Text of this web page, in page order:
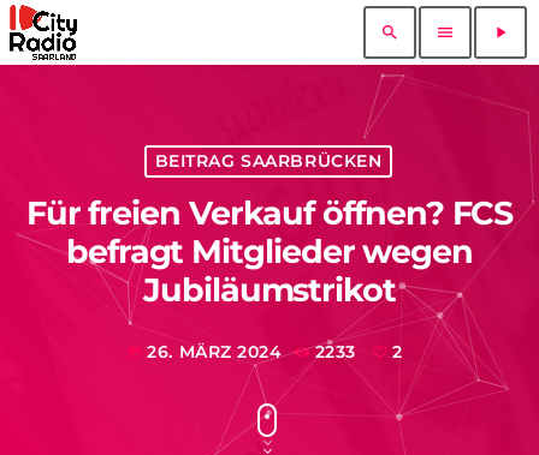
search menu play_arrow
BEITRAG SAARBRÜCKEN
Für freien Verkauf öffnen? FCS
befragt Mitglieder wegen
Jubiläumstrikot
today 26. MÄRZ 2024 2233 2